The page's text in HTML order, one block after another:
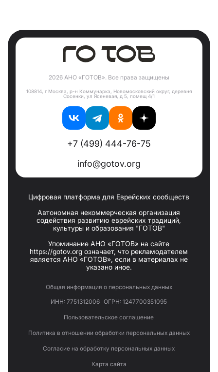
2026 АНО «ГОТОВ». Все права защищены
108814, г Москва, р-н Коммунарка, Новомосковский округ, деревня
Сосенки, ул Ясеневая, д 5, помещ 4/1
+7 (499) 444-76-75
info@gotov.org
Цифровая платформа для Еврейских сообществ
Автономная некоммерческая организация
содействия развитию еврейских традиций,
культуры и образования "ГОТОВ"
Упоминание АНО «ГОТОВ» на сайте
https://gotov.org означает, что рекламодателем
является АНО «ГОТОВ», если в материалах не
указано иное.
Общая информация о персональных данных
ИНН: 7751312006 ОГРН: 1247700351095
Пользовательское соглашение
Политика в отношении обработки персональных данных
Согласие на обработку персональных данных
Карта сайта